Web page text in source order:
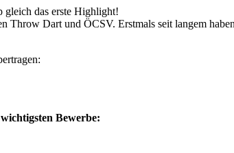
gleich das erste Highlight!
Throw Dart und ÖCSV. Erstmals seit langem
Bewerbe: